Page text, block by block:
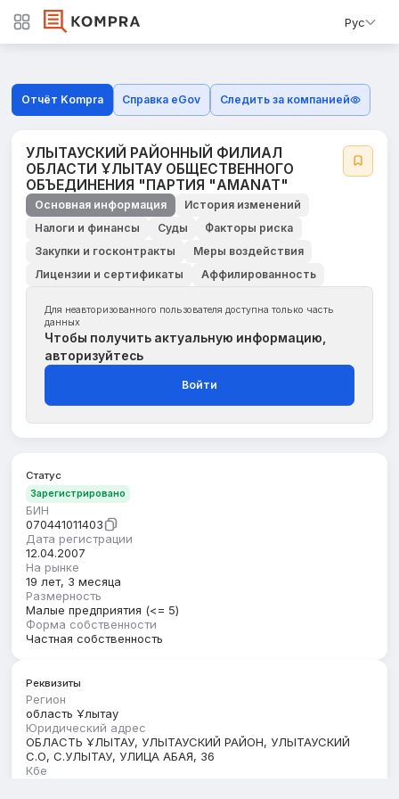
Рус
Отчёт Kompra Справка eGov Следить за компанией
УЛЫТАУСКИЙ РАЙОННЫЙ ФИЛИАЛ
ОБЛАСТИ ҰЛЫТАУ ОБЩЕСТВЕННОГО
ОБЪЕДИНЕНИЯ "ПАРТИЯ "AMANAT"
Основная информация
История изменений
Налоги и финансы
Суды
Факторы риска
Закупки и госконтракты
Меры воздействия
Лицензии и сертификаты
Аффилированность
Для неавторизованного пользователя доступна только часть
данных
Чтобы получить актуальную информацию,
авторизуйтесь
Войти
Статус
Зарегистрировано
БИН
070441011403
Дата регистрации
12.04.2007
На рынке
19 лет, 3 месяца
Размерность
Малые предприятия (<= 5)
Форма собственности
Частная собственность
Реквизиты
Регион
область Ұлытау
Юридический адрес
ОБЛАСТЬ ҰЛЫТАУ, УЛЫТАУСКИЙ РАЙОН, УЛЫТАУСКИЙ
С.О, С.УЛЫТАУ, УЛИЦА АБАЯ, 36
Кбе